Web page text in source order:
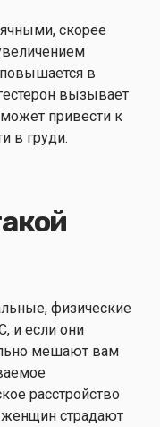
скорее
в
вызывает
привести к
в груди.
физические
и если они
мешают вам
расстройство
страдают